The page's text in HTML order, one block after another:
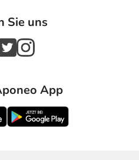
Sie uns
App